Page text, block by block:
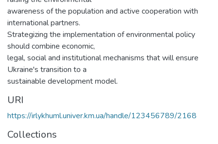
awareness of the population and active cooperation with
international partners.
Strategizing the implementation of environmental policy
should combine economic,
legal, social and institutional mechanisms that will ensure
Ukraine's transition to a
sustainable development model.
URI
https://irlykhuml.univer.km.ua/handle/123456789/2168
Collections